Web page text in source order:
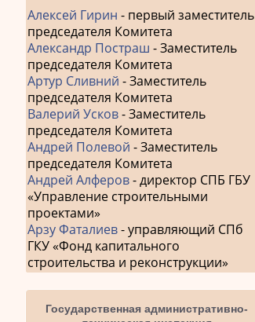
Алексей Гирин - первый заместитель
председателя Комитета
Александр Постраш - Заместитель
председателя Комитета
Артур Сливний - Заместитель
председателя Комитета
Валерий Усков- Заместитель
председателя Комитета
Андрей Полевой - Заместитель
председателя Комитета
Андрей Алферов- директор СПБ ГБУ
«Управление строительными
проектами»
Арзу Фаталиев- управляющий СПб
ГКУ «Фонд капитального
строительства и реконструкции»
Государственная административно-